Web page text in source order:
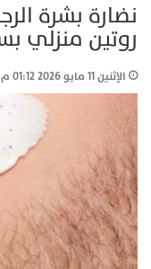
روتين منزلي
الإثنين 11 مايو 2026 01:12 م / بتوقيت القدس +2GMT